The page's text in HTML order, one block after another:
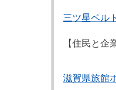
三ツ星ベル
【住民と企
滋賀県旅館